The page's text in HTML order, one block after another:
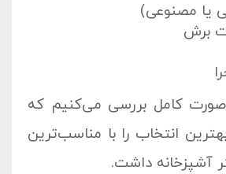
یا مصنوعی)
برش
کامل بررسی می‌کنیم که
انتخاب را با مناسب‌ترین
آشپزخانه داشت.